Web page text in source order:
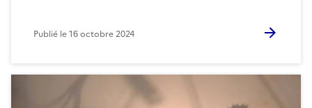
Publié le16 octobre 2024